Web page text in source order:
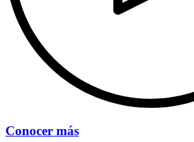
Conocer más